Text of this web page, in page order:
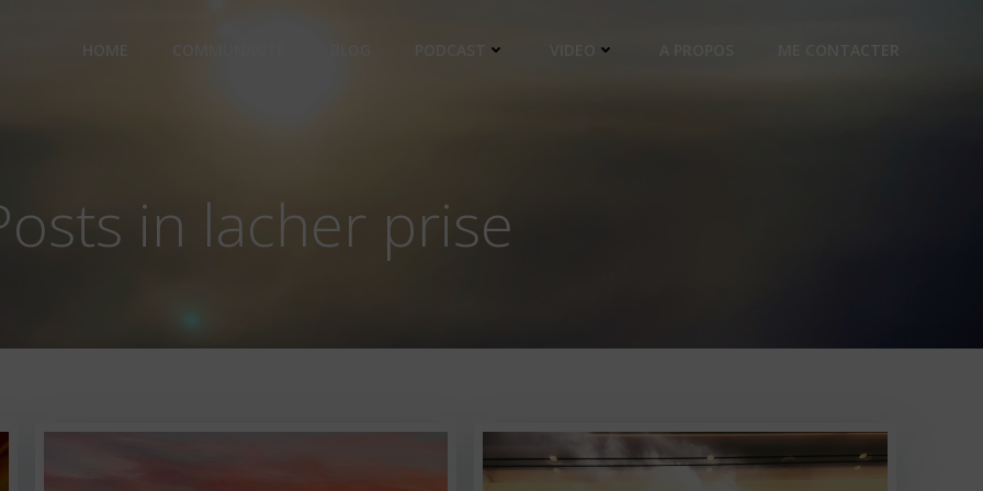
HOME PODCAST
in lacher prise